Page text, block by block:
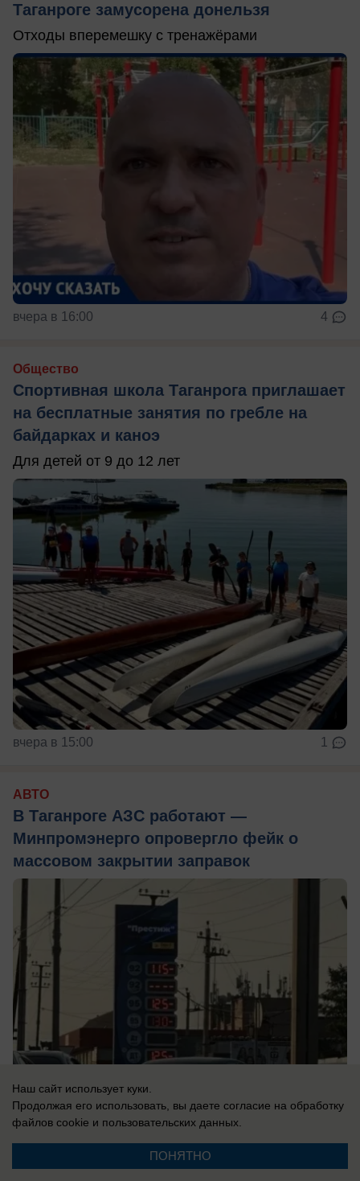
Таганроге замусорена донельзя
Отходы вперемешку с тренажёрами
вчера в 16:00 4
Общество
Спортивная школа Таганрога приглашает
на бесплатные занятия по гребле на
байдарках и каноэ
Для детей от 9 до 12 лет
вчера в 15:00 1
АВТО
В Таганроге АЗС работают —
Минпромэнерго опровергло фейк о
массовом закрытии заправок
вчера в 14:45 0
Наш сайт использует куки.
Продолжая его использовать, вы даете согласие на обработку
файлов cookie и пользовательских данных.
ПОНЯТНО